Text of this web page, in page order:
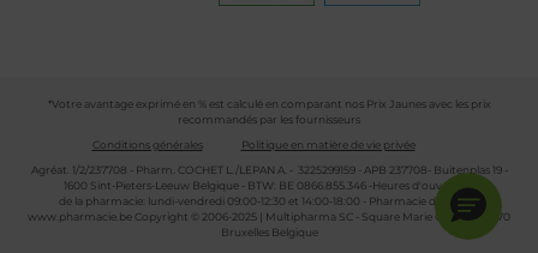
*Votre avantage exprimé en % est calculé en comparant nos Prix Jaunes avec les prix
recommandés par les fournisseurs
Conditions générales
Politique en matière de vie privée
Agréat. 1/2/237708 - Pharm. COCHET L./LEPAN A. - 3225299159 - APB 237708- Buitenplas 19 -
1600 Sint-Pieters-Leeuw Belgique - BTW: BE 0866.855.346 -Heures d'ouverture
de la pharmacie: lundi-vendredi 09:00-12:30 et 14:00-18:00 - Pharmacie de garde :
www.pharmacie.beCopyright © 2006-2025 | Multipharma SC - Square Marie Curie 30 - 1070
Bruxelles Belgique